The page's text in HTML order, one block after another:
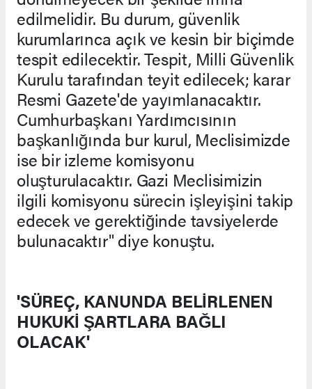
edilmelidir. Bu durum, güvenlik
kurumlarınca açık ve kesin bir biçimde
tespit edilecektir. Tespit, Milli Güvenlik
Kurulu tarafından teyit edilecek; karar
Resmi Gazete'de yayımlanacaktır.
Cumhurbaşkanı Yardımcısının
başkanlığında bur kurul, Meclisimizde
ise bir izleme komisyonu
oluşturulacaktır. Gazi Meclisimizin
ilgili komisyonu sürecin işleyişini takip
edecek ve gerektiğinde tavsiyelerde
bulunacaktır" diye konuştu.
'SÜREÇ, KANUNDA BELİRLENEN
HUKUKİ ŞARTLARA BAĞLI
OLACAK'